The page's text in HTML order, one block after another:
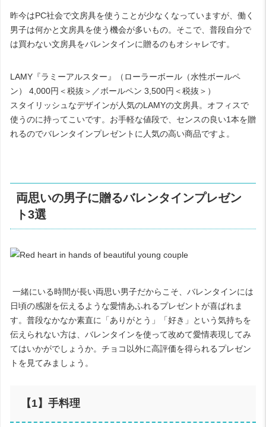
昨今はPC社会で文房具を使うことが少なくなっていますが、働く
男子は何かと文房具を使う機会が多いもの。そこで、普段自分で
は買わない文房具をバレンタインに贈るのもオシャレです。
LAMY 『ラミーアルスター』
（ローラーボール（水性ボールペ
ン）
4,000円＜税抜＞／ボールペン 3,500円＜税抜＞）
スタイリッシュなデザインが人気のLAMYの文房具。オフィスで
使うのに持ってこいです。お手軽な値段で、センスの良い1本を贈
れるのでバレンタインプレゼントに人気の高い商品ですよ。
両思いの男子に贈るバレンタインプレゼン
ト3選
一緒にいる時間が長い両思い男子だからこそ、バレンタインには
日頃の感謝を伝えるような愛情あふれるプレゼントが喜ばれま
す。普段なかなか素直に「ありがとう」「好き」という気持ちを
伝えられない方は、バレンタインを使って改めて愛情表現してみ
てはいかがでしょうか。チョコ以外に高評価を得られるプレゼン
トを見てみましょう。
【1】手料理